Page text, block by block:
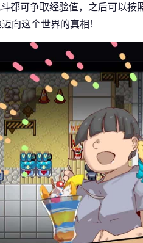
都可争取经验值，之后可以
向这个世界的真相！